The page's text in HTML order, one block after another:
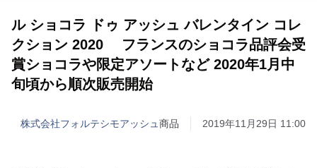
ル ショコラ ドゥ アッシュ バレンタイン コレ
クション 2020 フランスのショコラ品評会受
賞ショコラや限定アソートなど 2020年1月中
旬頃から順次販売開始
株式会社フォルテシモアッシュ 商品 2019年11月29日 11:00